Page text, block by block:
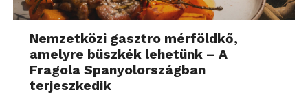
Nemzetközi gasztro mérföldkő,
amelyre büszkék lehetünk – A
Fragola Spanyolországban
terjeszkedik